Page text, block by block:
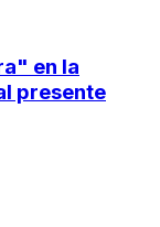
en la
presente